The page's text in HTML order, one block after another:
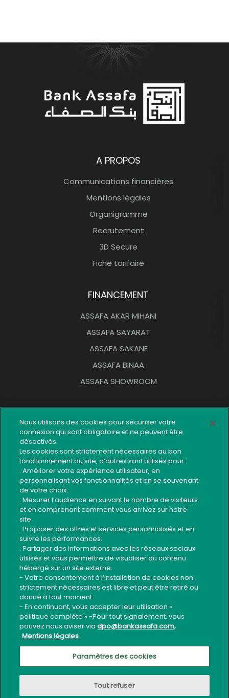
Bank Assafa Banque
A PROPOS
Communications financières
Mentions légales
Organigramme
Recrutement
3D Secure
Fiche tarifaire
FINANCEMENT
ASSAFA AKAR MIHANI
ASSAFA SAYARAT
ASSAFA SAKANE
ASSAFA BINAA
ASSAFA SHOWROOM
Réseau d’agences
Réclamation
Plan du site
Contact
Code éthique du recouvrement
Guide Sécurité Application Mobile
Usage sécurisé services bancaires
Suivez-nous
Tous droits réservés ©Bank Assafa-Mentions légales
Nous utilisons des cookies pour sécuriser votre
connexion qui sont obligatoire et ne peuvent être
désactivés.
Les cookies sont strictement nécessaires au bon
fonctionnement du site, d’autres sont utilisés pour :
. Améliorer votre expérience utilisateur, en
personnalisant vos fonctionnalités et en se souvenant
de votre choix.
. Mesurer l’audience en suivant le nombre de visiteurs
et en comprenant comment vous arrivez sur notre
site.
. Proposer des offres et services personnalisés et en
suivre les performances.
. Partager des informations avec les réseaux sociaux
utilisés et vous permettre de visualiser du contenu
hébergé sur un site externe.
- Votre consentement à l’installation de cookies non
strictement nécessaires est libre et peut être retiré ou
donné à tout moment.
- En continuant, vous accepter leur utilisation «
politique complète » -Pour tout signalement, vous
pouvez nous aviser viadpo@bankassafa.com,
Mentions légales
Paramètres des cookies
Tout refuser